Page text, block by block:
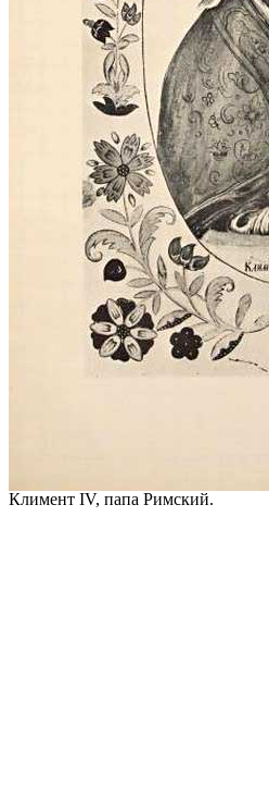
Климент IV, папа Римский.